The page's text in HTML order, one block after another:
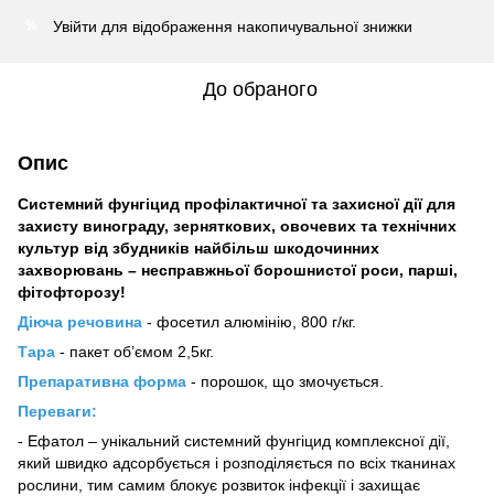
Увійти для відображення накопичувальної знижки
До обраного
Опис
Системний фунгіцид профілактичної та захисної дії для
захисту винограду, зерняткових, овочевих та технічних
культур від збудників найбільш шкодочинних
захворювань – несправжньої борошнистої роси, парші,
фітофторозу!
Діюча речовина - фосетил алюмінію, 800 г/кг.
Тара - пакет об’ємом 2,5кг.
Препаративна форма - порошок, що змочується.
Переваги:
- Ефатол – унікальний системний фунгіцид комплексної дії,
який швидко адсорбується і розподіляється по всіх тканинах
рослини, тим самим блокує розвиток інфекції і захищає